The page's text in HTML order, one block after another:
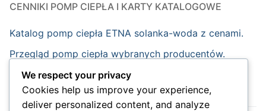
CENNIKI POMP CIEPŁA I KARTY KATALOGOWE
Katalog pomp ciepła ETNA solanka-woda z cenami.
Przegląd pomp ciepła wybranych producentów.
Strona główna
We respect your privacy
Cookies help us improve your experience,
deliver personalized content, and analyze